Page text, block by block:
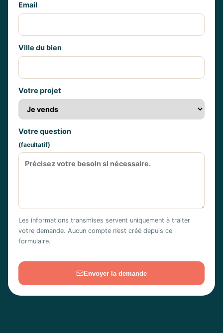
Email
Ville du bien
Votre projet
Votre question
(facultatif)
Les informations transmises servent uniquement à traiter
votre demande. Aucun compte n’est créé depuis ce
formulaire.
Envoyer la demande